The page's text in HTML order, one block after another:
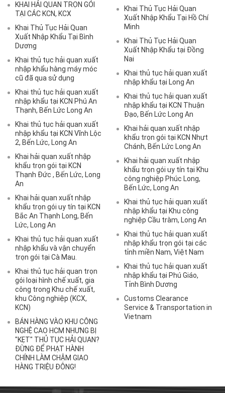
KHAI HẢI QUAN TRỌN GÓI
TẠI CÁC KCN, KCX
Khai Thủ Tục Hải Quan
Xuất Nhập Khẩu Tại Hồ Chí
Minh
Khai Thủ Tục Hải Quan
Xuất Nhập Khẩu Tại Bình
Dương
Khai Thủ Tục Hải Quan
Xuất Nhập Khẩu tại Đồng
Nai
Khai thủ tục hải quan xuất
nhập khẩu hàng máy móc
cũ đã qua sử dụng
Khai thủ tục hải quan xuất
nhập khẩu tại Long An
Khai thủ tục hải quan xuất
nhập khẩu tại KCN Phú An
Thạnh, Bến Lức Long An
Khai thủ tục hải quan xuất
nhập khẩu tại KCN Thuận
Đạo, Bến Lức Long An
Khai thủ tục hải quan xuất
nhập khẩu tại KCN Vĩnh Lộc
2, Bến Lức, Long An
Khai hải quan xuất nhập
khẩu trọn gói tại KCN Nhựt
Chánh, Bến Lức Long An
Khai hải quan xuất nhập
khẩu trọn gói tại KCN
Thạnh Đức , Bến Lức, Long
An
Khai hải quan xuất nhập
khẩu trọn gói uy tín tại Khu
công nghiệp Phúc Long,
Bến Lức, Long An
Khai hải quan xuất nhập
khẩu trọn gói uy tín tại KCN
Bắc An Thạnh Long, Bến
Lức, Long An
Khai thủ tục hải quan xuất
nhập khẩu tại Khu công
nghiệp Cầu tràm, Long An
Khai thủ tục hải quan xuất
nhập khẩu trọn gói tại các
tỉnh miền Nam, Việt Nam
Khai thủ tục hải quan xuất
nhập khẩu và vận chuyển
trọn gói tại Cà Mau.
Khai thủ tục hải quan xuất
nhập khẩu tại Phú Giáo,
Tỉnh Bình Dương
Khai thủ tục hải quan trọn
gói loại hình chế xuất, gia
công trong Khu chế xuất,
khu Công nghiệp (KCX,
KCN)
Customs Clearance
Service & Transportation in
Vietnam
BÁN HÀNG VÀO KHU CÔNG
NGHỆ CAO HCM NHƯNG BỊ
"KẸT" THỦ TỤC HẢI QUAN?
ĐỪNG ĐỂ PHẠT HÀNH
CHÍNH LÀM CHẬM GIAO
HÀNG TRIỆU ĐÔNG!